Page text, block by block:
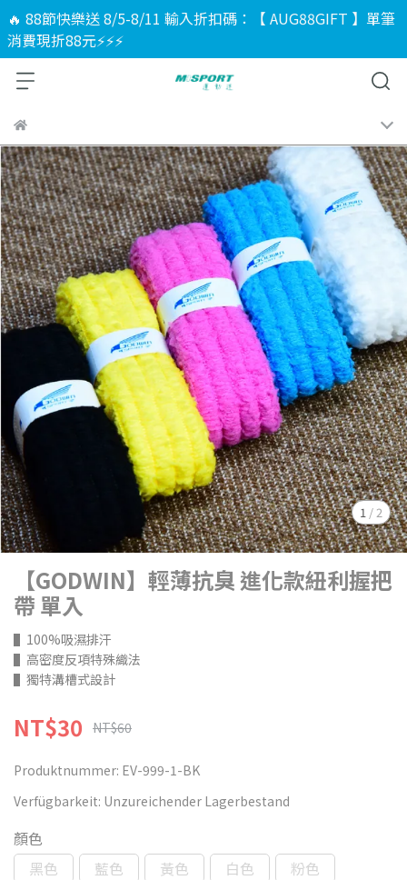
🔥 88節快樂送 8/5-8/11 輸入折扣碼：【 AUG88GIFT 】單筆
消費現折88元⚡⚡⚡
1 / 2
【GODWIN】輕薄抗臭 進化款紐利握把
帶 單入
▌100%吸濕排汗
▌高密度反項特殊織法
▌獨特溝槽式設計
NT$30 NT$60
Produktnummer: EV-999-1-BK
Verfügbarkeit: Unzureichender Lagerbestand
顏色
黑色
藍色 黃色 白色 粉色